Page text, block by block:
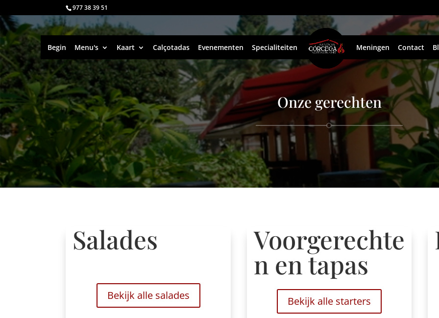
977 38 39 51
Begin Menu's Kaart Calçotadas Evenementen Specialiteiten Meningen Contact
Onze gerechten
Salades
Bekijk alle salades
Voorgerechte
n en tapas
Bekijk alle starters